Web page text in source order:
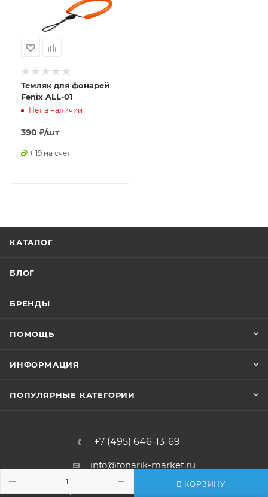
В КОРЗИНУ
Темляк для фонарей
Fenix ALL-01
Нет в наличии
390 ₽/шт
+ 19 на счет
КАТАЛОГ
БЛОГ
БРЕНДЫ
ПОМОЩЬ
ИНФОРМАЦИЯ
ПОПУЛЯРНЫЕ КАТЕГОРИИ
+7 (495) 646-13-69
info@fonarik-market.ru
Офис: г.Москва, Варшавское шоссе,